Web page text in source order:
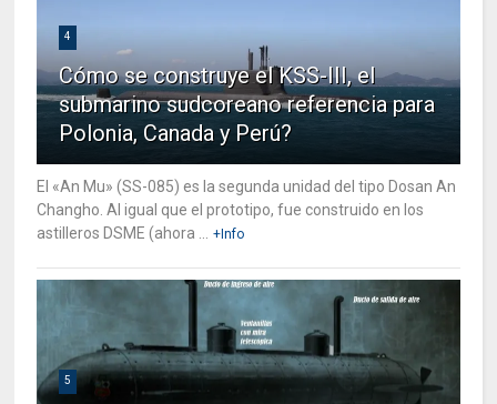
4
Cómo se construye el KSS-III, el
submarino sudcoreano referencia para
Polonia, Canada y Perú?
El «An Mu» (SS-085) es la segunda unidad del tipo Dosan An
Changho. Al igual que el prototipo, fue construido en los
astilleros DSME (ahora ...
+Info
5